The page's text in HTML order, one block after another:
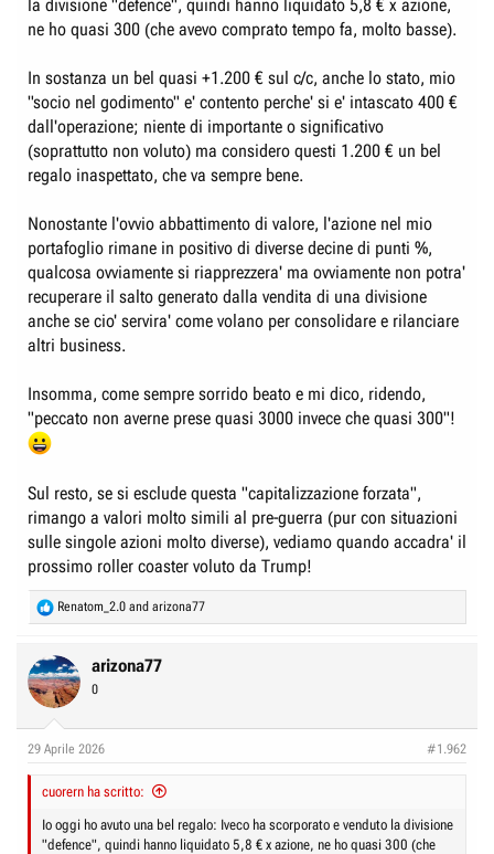
la divisione "defence", quindi hanno liquidato 5,8 € x azione,
ne ho quasi 300 (che avevo comprato tempo fa, molto basse).
In sostanza un bel quasi +1.200 € sul c/c, anche lo stato, mio
"socio nel godimento" e' contento perche' si e' intascato 400 €
dall'operazione; niente di importante o significativo
(soprattutto non voluto) ma considero questi 1.200 € un bel
regalo inaspettato, che va sempre bene.
Nonostante l'ovvio abbattimento di valore, l'azione nel mio
portafoglio rimane in positivo di diverse decine di punti %,
qualcosa ovviamente si riapprezzera' ma ovviamente non potra'
recuperare il salto generato dalla vendita di una divisione
anche se cio' servira' come volano per consolidare e rilanciare
altri business.
Insomma, come sempre sorrido beato e mi dico, ridendo,
"peccato non averne prese quasi 3000 invece che quasi 300"!
Sul resto, se si esclude questa "capitalizzazione forzata",
rimango a valori molto simili al pre-guerra (pur con situazioni
sulle singole azioni molto diverse), vediamo quando accadra' il
prossimo roller coaster voluto da Trump!
R
e
c
t
i
s
Renatom_2.0 and arizona77
arizona77
0
29 Aprile 2026 #1.962
cuorern ha scritto:
Io oggi ho avuto una bel regalo: Iveco ha scorporato e venduto la divisione
"defence", quindi hanno liquidato 5,8 € x azione, ne ho quasi 300 (che